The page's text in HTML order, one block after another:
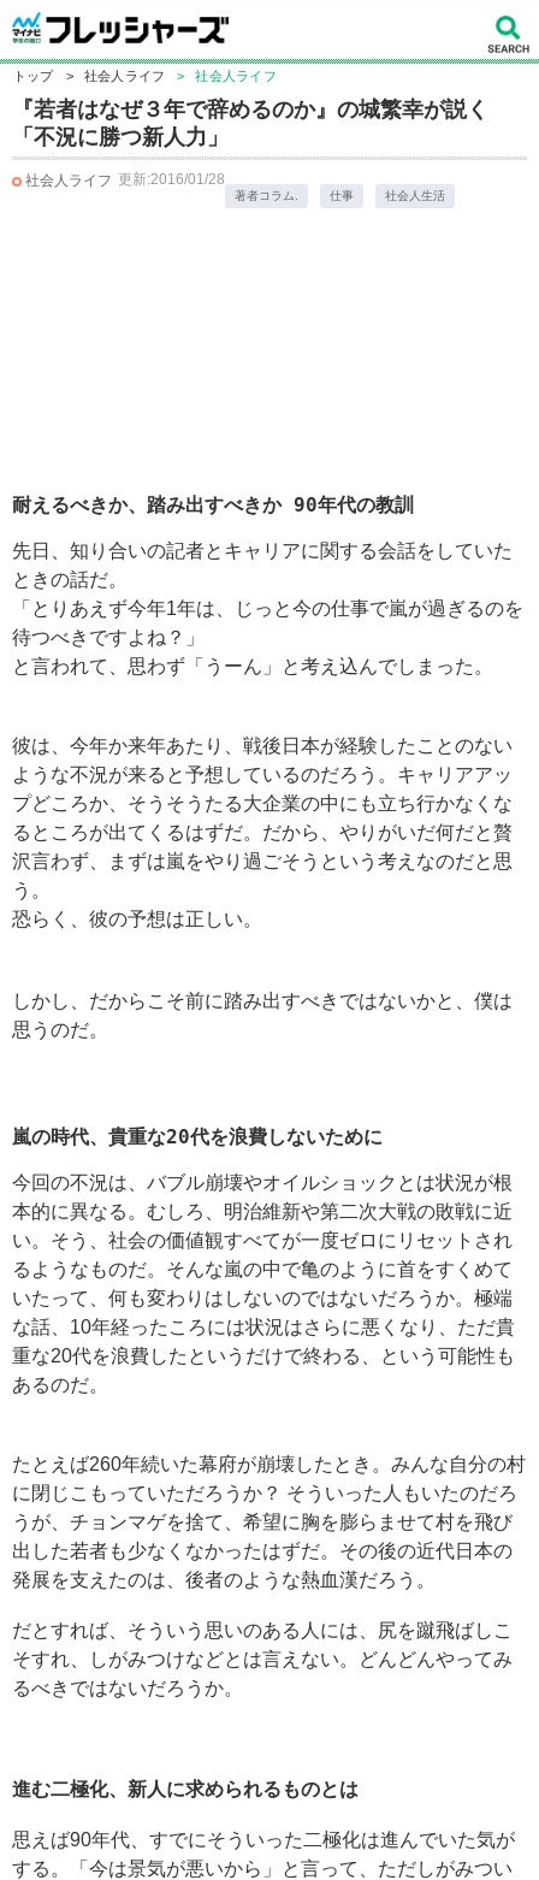
トップ > 社会人ライフ > 社会人ライフ
『若者はなぜ３年で辞めるのか』の城繁幸が説く
「不況に勝つ新人力」
社会人ライフ 更新:2016/01/28
著者コラム. 仕事 社会人生活
耐えるべきか、踏み出すべきか 90年代の教訓
先日、知り合いの記者とキャリアに関する会話をしていた
ときの話だ。
「とりあえず今年1年は、じっと今の仕事で嵐が過ぎるのを
待つべきですよね？」
と言われて、思わず「うーん」と考え込んでしまった。
彼は、今年か来年あたり、戦後日本が経験したことのない
ような不況が来ると予想しているのだろう。キャリアアッ
プどころか、そうそうたる大企業の中にも立ち行かなくな
るところが出てくるはずだ。だから、やりがいだ何だと贅
沢言わず、まずは嵐をやり過ごそうという考えなのだと思
う。
恐らく、彼の予想は正しい。
しかし、だからこそ前に踏み出すべきではないかと、僕は
思うのだ。
嵐の時代、貴重な20代を浪費しないために
今回の不況は、バブル崩壊やオイルショックとは状況が根
本的に異なる。むしろ、明治維新や第二次大戦の敗戦に近
い。そう、社会の価値観すべてが一度ゼロにリセットされ
るようなものだ。そんな嵐の中で亀のように首をすくめて
いたって、何も変わりはしないのではないだろうか。極端
な話、10年経ったころには状況はさらに悪くなり、ただ貴
重な20代を浪費したというだけで終わる、という可能性も
あるのだ。
たとえば260年続いた幕府が崩壊したとき。みんな自分の村
に閉じこもっていただろうか？ そういった人もいたのだろ
うが、チョンマゲを捨て、希望に胸を膨らませて村を飛び
出した若者も少なくなかったはずだ。その後の近代日本の
発展を支えたのは、後者のような熱血漢だろう。
だとすれば、そういう思いのある人には、尻を蹴飛ばしこ
そすれ、しがみつけなどとは言えない。どんどんやってみ
るべきではないだろうか。
進む二極化、新人に求められるものとは
思えば90年代、すでにそういった二極化は進んでいた気が
する。「今は景気が悪いから」と言って、ただしがみつい